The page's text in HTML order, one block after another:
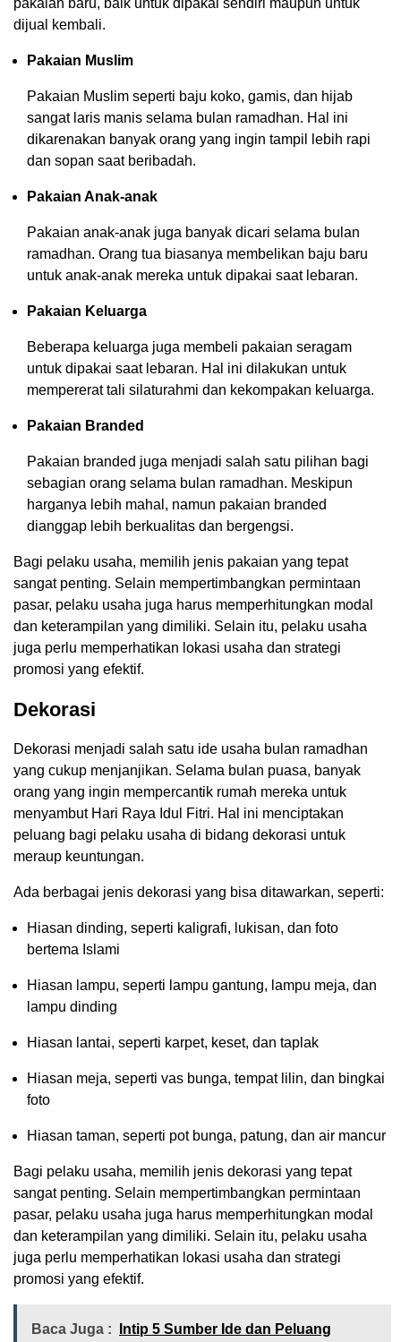
pakaian baru, baik untuk dipakai sendiri maupun untuk
dijual kembali.
Pakaian Muslim
Pakaian Muslim seperti baju koko, gamis, dan hijab
sangat laris manis selama bulan ramadhan. Hal ini
dikarenakan banyak orang yang ingin tampil lebih rapi
dan sopan saat beribadah.
Pakaian Anak-anak
Pakaian anak-anak juga banyak dicari selama bulan
ramadhan. Orang tua biasanya membelikan baju baru
untuk anak-anak mereka untuk dipakai saat lebaran.
Pakaian Keluarga
Beberapa keluarga juga membeli pakaian seragam
untuk dipakai saat lebaran. Hal ini dilakukan untuk
mempererat tali silaturahmi dan kekompakan keluarga.
Pakaian Branded
Pakaian branded juga menjadi salah satu pilihan bagi
sebagian orang selama bulan ramadhan. Meskipun
harganya lebih mahal, namun pakaian branded
dianggap lebih berkualitas dan bergengsi.
Bagi pelaku usaha, memilih jenis pakaian yang tepat
sangat penting. Selain mempertimbangkan permintaan
pasar, pelaku usaha juga harus memperhitungkan modal
dan keterampilan yang dimiliki. Selain itu, pelaku usaha
juga perlu memperhatikan lokasi usaha dan strategi
promosi yang efektif.
Dekorasi
Dekorasi menjadi salah satu ide usaha bulan ramadhan
yang cukup menjanjikan. Selama bulan puasa, banyak
orang yang ingin mempercantik rumah mereka untuk
menyambut Hari Raya Idul Fitri. Hal ini menciptakan
peluang bagi pelaku usaha di bidang dekorasi untuk
meraup keuntungan.
Ada berbagai jenis dekorasi yang bisa ditawarkan, seperti:
Hiasan dinding, seperti kaligrafi, lukisan, dan foto
bertema Islami
Hiasan lampu, seperti lampu gantung, lampu meja, dan
lampu dinding
Hiasan lantai, seperti karpet, keset, dan taplak
Hiasan meja, seperti vas bunga, tempat lilin, dan bingkai
foto
Hiasan taman, seperti pot bunga, patung, dan air mancur
Bagi pelaku usaha, memilih jenis dekorasi yang tepat
sangat penting. Selain mempertimbangkan permintaan
pasar, pelaku usaha juga harus memperhitungkan modal
dan keterampilan yang dimiliki. Selain itu, pelaku usaha
juga perlu memperhatikan lokasi usaha dan strategi
promosi yang efektif.
Baca Juga :
Intip 5 Sumber Ide dan Peluang